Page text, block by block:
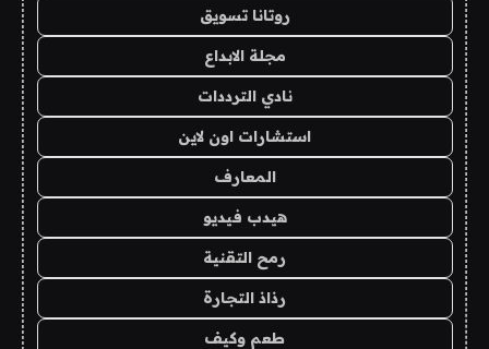
روتانا تسويق
مجلة الابداع
نادي الترددات
استشارات اون لاين
المعارف
هيدب فيديو
رمح التقنية
رذاذ التجارة
طعم وكيف